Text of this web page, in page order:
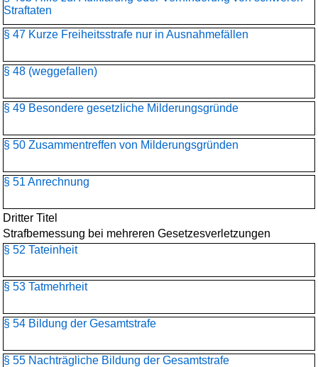
Straftaten
§ 47 Kurze Freiheitsstrafe nur in Ausnahmefällen
§ 48 (weggefallen)
§ 49 Besondere gesetzliche Milderungsgründe
§ 50 Zusammentreffen von Milderungsgründen
§ 51 Anrechnung
Dritter Titel
Strafbemessung bei mehreren Gesetzesverletzungen
§ 52 Tateinheit
§ 53 Tatmehrheit
§ 54 Bildung der Gesamtstrafe
§ 55 Nachträgliche Bildung der Gesamtstrafe